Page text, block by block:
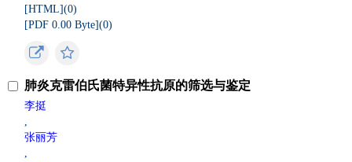
[HTML](0)
[PDF 0.00 Byte](0)
肺炎克雷伯氏菌特异性抗原的筛选与鉴定
李挺
,
张丽芳
,